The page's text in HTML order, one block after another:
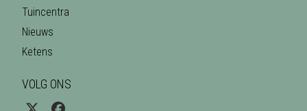
Tuincentra
Nieuws
Ketens
VOLG ONS